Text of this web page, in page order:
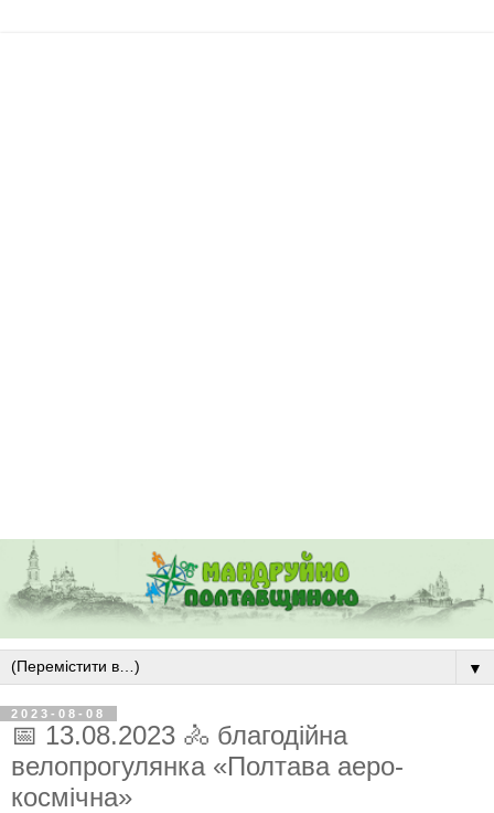
▼
2023-08-08
📅 13.08.2023 🚴 благодійна
велопрогулянка «Полтава аеро-
космічна»